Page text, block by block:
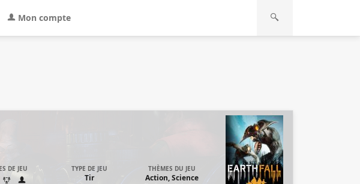
Mon compte
DE JEU TYPE DE JEU
Tir
THÈMES DU JEU
Action, Science